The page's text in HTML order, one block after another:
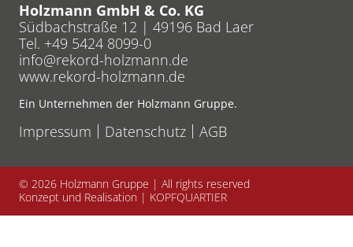
Holzmann GmbH & Co. KG
Südbachstraße 12 | 49196 Bad Laer
Tel. +49 5424 8099-0
info
rekord-holzmann de
www.rekord-holzmann.de
Ein Unternehmen der Holzmann Gruppe.
Impressum Datenschutz AGB
© 2026 Holzmann Gruppe | All rights reserved
Konzept und Realisation | KOPFQUARTIER